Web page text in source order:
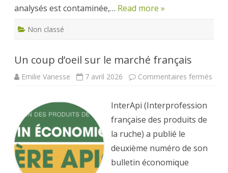
analysés est contaminée,… Read more »
Non classé
Un coup d’oeil sur le marché français
Emilie Vanesse 7 avril 2026 Commentaires fermés
InterApi (Interprofession
française des produits de
la ruche) a publié le
deuxième numéro de son
bulletin économique